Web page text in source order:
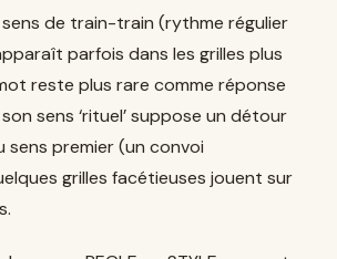
sens de train-train (rythme régulier
parfois dans les grilles plus
reste plus rare comme réponse
sens ‘rituel’ suppose un détour
premier (un convoi
grilles facétieuses jouent sur